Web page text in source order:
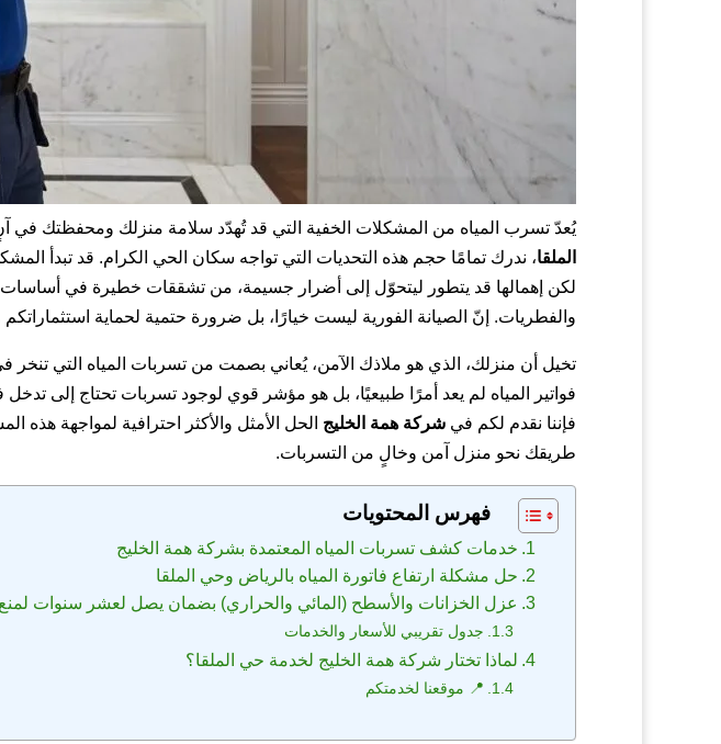
يُعدّ تسرب المياه من المشكلات الخفية التي قد تُهدّد سلامة منزلك ومحفظتك في
الملقا، ندرك تمامًا حجم هذه التحديات التي تواجه سكان الحي الكرام. قد تبدأ
لكن إهمالها قد يتطور ليتحوّل إلى أضرار جسيمة، من تشققات خطيرة في أساسات
والفطريات. إنّ الصيانة الفورية ليست خيارًا، بل ضرورة حتمية لحماية
تخيل أن منزلك، الذي هو ملاذك الآمن، يُعاني بصمت من تسربات المياه التي تنخر
فواتير المياه لم يعد أمرًا طبيعيًا، بل هو مؤشر قوي لوجود تسربات تحتاج إلى
فإننا نقدم لكم في شركة همة الخليج
طريقك نحو منزل آمن وخالٍ من التسربات.
فهرس المحتويات
خدمات كشف تسربات المياه المعتمدة بشركة همة الخليج
حل مشكلة ارتفاع فاتورة المياه بالرياض وحي الملقا
عزل الخزانات والأسطح (المائي والحراري) بضمان يصل لعشر سنوات
جدول تقريبي للأسعار والخدمات
لماذا تختار شركة همة الخليج لخدمة حي الملقا؟
📍 موقعنا لخدمتكم